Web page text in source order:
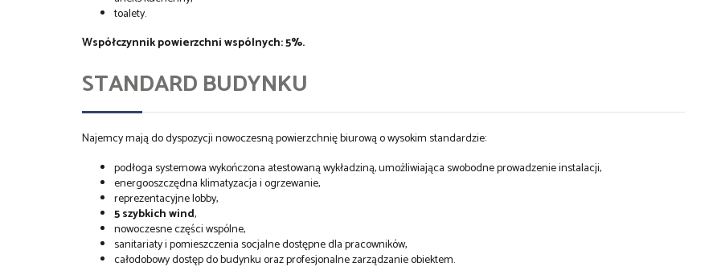
toalety.
Współczynnik powierzchni wspólnych: 5%.
STANDARD BUDYNKU
Najemcy mają do dyspozycji nowoczesną powierzchnię biurową o wysokim standardzie:
podłoga systemowa wykończona atestowaną wykładziną, umożliwiająca swobodne prowadzenie instalacji,
energooszczędna klimatyzacja i ogrzewanie,
reprezentacyjne lobby,
5 szybkich wind,
nowoczesne części wspólne,
sanitariaty i pomieszczenia socjalne dostępne dla pracowników,
całodobowy dostęp do budynku oraz profesjonalne zarządzanie obiektem.